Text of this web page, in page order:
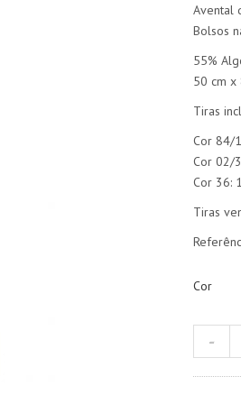
Avental
Bolsos
55%
50 cm x
Tiras
Cor 84/
Cor 02/
Cor 36:
Tiras
Cor